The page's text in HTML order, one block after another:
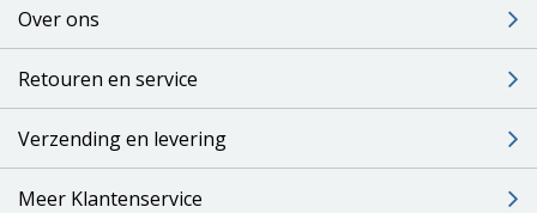
Over ons
Retouren en service
Verzending en levering
Meer Klantenservice